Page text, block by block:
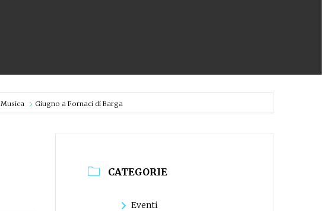
Musica Giugno a Fornaci di Barga
CATEGORIE
Eventi